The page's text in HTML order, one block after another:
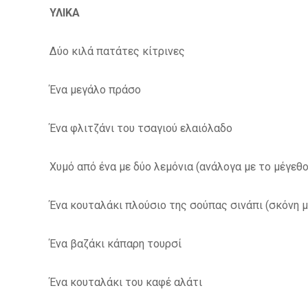
ΥΛΙΚΑ
Δύο κιλά πατάτες κίτρινες
Ένα μεγάλο πράσο
Ένα φλιτζάνι του τσαγιού ελαιόλαδο
Χυμό από ένα με δύο λεμόνια (ανάλογα με το
Ένα κουταλάκι πλούσιο της σούπας σινάπι (σκόνη
Ένα βαζάκι κάπαρη τουρσί
Ένα κουταλάκι του καφέ αλάτι